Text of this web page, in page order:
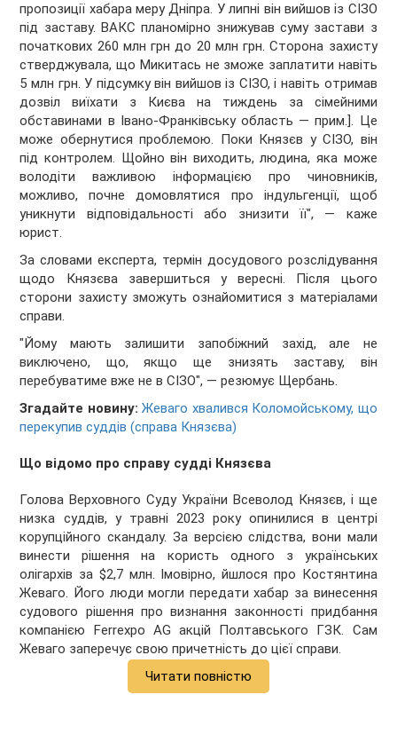
пропозиції хабара меру Дніпра. У липні він вийшов із СІЗО
під заставу. ВАКС планомірно знижував суму застави з
початкових 260 млн грн до 20 млн грн. Сторона захисту
стверджувала, що Микитась не зможе заплатити навіть
5 млн грн. У підсумку він вийшов із СІЗО, і навіть отримав
дозвіл виїхати з Києва на тиждень за сімейними
обставинами в Івано-Франківську область — прим.]. Це
може обернутися проблемою. Поки Князєв у СІЗО, він
під контролем. Щойно він виходить, людина, яка може
володіти важливою інформацією про чиновників,
можливо, почне домовлятися про індульгенції, щоб
уникнути відповідальності або знизити її", — каже
юрист.
За словами експерта, термін досудового розслідування
щодо Князєва завершиться у вересні. Після цього
сторони захисту зможуть ознайомитися з матеріалами
справи.
"Йому мають залишити запобіжний захід, але не
виключено, що, якщо ще знизять заставу, він
перебуватиме вже не в СІЗО", — резюмує Щербань.
Згадайте новину: Жеваго хвалився Коломойському, що
перекупив суддів (справа Князєва)
Що відомо про справу судді Князєва
Голова Верховного Суду України Всеволод Князєв, і ще
низка суддів, у травні 2023 року опинилися в центрі
корупційного скандалу. За версією слідства, вони мали
винести рішення на користь одного з українських
олігархів за $2,7 млн. Імовірно, йшлося про Костянтина
Жеваго. Його люди могли передати хабар за винесення
судового рішення про визнання законності придбання
компанією Ferrexpo AG акцій Полтавського ГЗК. Сам
Жеваго заперечує свою причетність до цієї справи.
Читати повністю